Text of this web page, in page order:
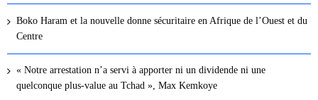
Boko Haram et la nouvelle donne sécuritaire en Afrique de l’Ouest et du
Centre
« Notre arrestation n’a servi à apporter ni un dividende ni une
quelconque plus-value au Tchad », Max Kemkoye